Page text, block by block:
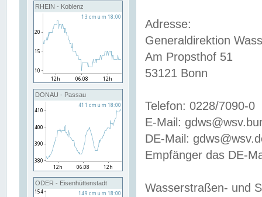
RHEIN - Koblenz
DONAU - Passau
ODER - Eisenhüttenstadt
Adresse:
Generaldirektion
Am Propsthof 51
53121 Bonn
Telefon: 0228/7090-0
E-Mail:
DE-Mail:
Empfänger das DE-
Wasserstraßen- und